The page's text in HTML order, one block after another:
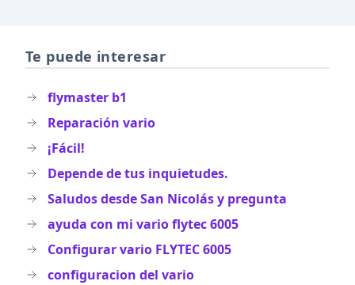
Te puede interesar
flymaster b1
Reparación vario
¡Fácil!
Depende de tus inquietudes.
Saludos desde San Nicolás y pregunta
ayuda con mi vario flytec 6005
Configurar vario FLYTEC 6005
configuracion del vario